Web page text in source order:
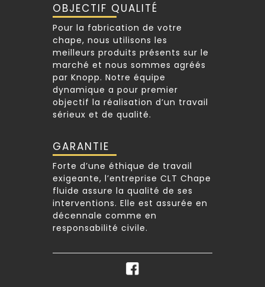
OBJECTIF QUALITÉ
Pour la fabrication de votre
chape, nous utilisons les
meilleurs produits présents sur le
marché et nous sommes agréés
par Knopp. Notre équipe
dynamique a pour premier
objectif la réalisation d’un travail
sérieux et de qualité.
GARANTIE
Forte d’une éthique de travail
exigeante, l’entreprise CLT Chape
fluide assure la qualité de ses
interventions. Elle est assurée en
décennale comme en
responsabilité civile.